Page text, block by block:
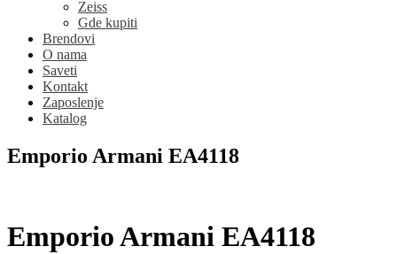
Zeiss
Gde kupiti
Brendovi
O nama
Saveti
Kontakt
Zaposlenje
Katalog
Emporio Armani EA4118
Emporio Armani EA4118